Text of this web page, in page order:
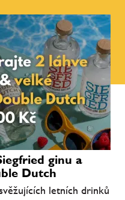
ginu a
Dutch
letních drinků